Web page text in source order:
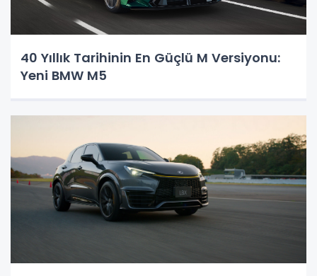
40 Yıllık Tarihinin En Güçlü M Versiyonu:
Yeni BMW M5